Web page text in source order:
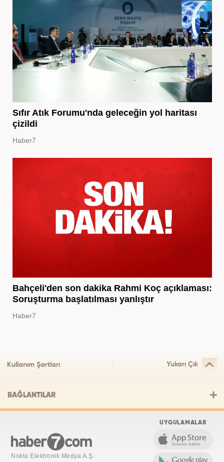
Sıfır Atık Forumu'nda geleceğin yol haritası
çizildi
Haber7
Bahçeli'den son dakika Rahmi Koç açıklaması:
Soruşturma başlatılması yanlıştır
Haber7
Kullanım Şartları Yukarı Çık
BAĞLANTILAR
Nokta Elektronik Medya A.Ş.
UYGULAMALAR